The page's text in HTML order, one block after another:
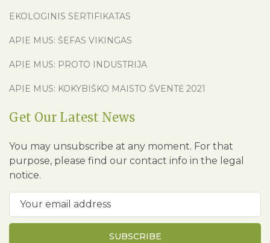
EKOLOGINIS SERTIFIKATAS
APIE MUS: ŠEFAS VIKINGAS
APIE MUS: PROTO INDUSTRIJA
APIE MUS: KOKYBIŠKO MAISTO ŠVENTĖ 2021
Get Our Latest News
You may unsubscribe at any moment. For that
purpose, please find our contact info in the legal
notice.
SUBSCRIBE